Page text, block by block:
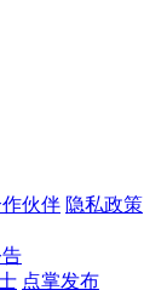
伙伴 隐私政策
点掌发布